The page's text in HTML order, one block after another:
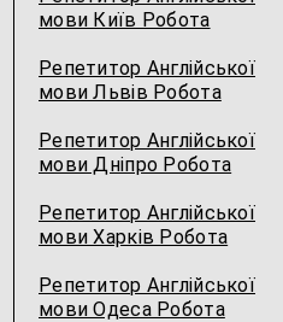
мови Київ Робота
Репетитор Англійської
мови Львів Робота
Репетитор Англійської
мови Дніпро Робота
Репетитор Англійської
мови Харків Робота
Репетитор Англійської
мови Одеса Робота